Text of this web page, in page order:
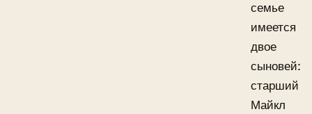
семье
имеется
двое
сыновей:
старший
Майкл